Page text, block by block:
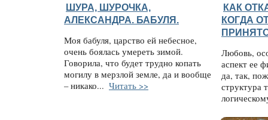
ШУРА, ШУРОЧКА,
АЛЕКСАНДРА. БАБУЛЯ.
Моя бабуля, царство ей небесное,
очень боялась умереть зимой.
Говорила, что будет трудно копать
могилу в мерзлой земле, да и вообще
– никако... Читать >>
КАК
КОГДА
Любовь,
аспект ее
да, так,
структура